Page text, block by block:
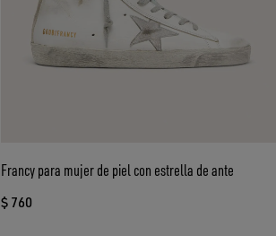
Francy para mujer de piel con estrella de ante
$ 760